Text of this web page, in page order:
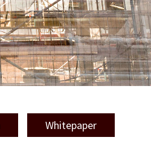
Whitepaper